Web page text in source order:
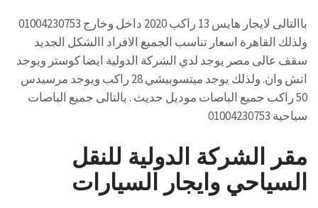
باالتالى لايجار هايس 13 راكب 2020 داخل وخارج 01004230753
ولذلك القاهرة اسعار تناسب الجميع الافراد االشكل الجديد
سقف عالى مصر يوجد لدي الشركة الدولية ايضا كوستر ويوجد
اتش وان. ولذلك يوجد ميتسوبيشي 28 راكب ويوجد مرسيدس
50 راكب جميع الباصات موديل حديث . بالتالى جميع الباصات
سياحية 01004230753
مقر الشركة الدولية للنقل
السياحي وايجار السيارات